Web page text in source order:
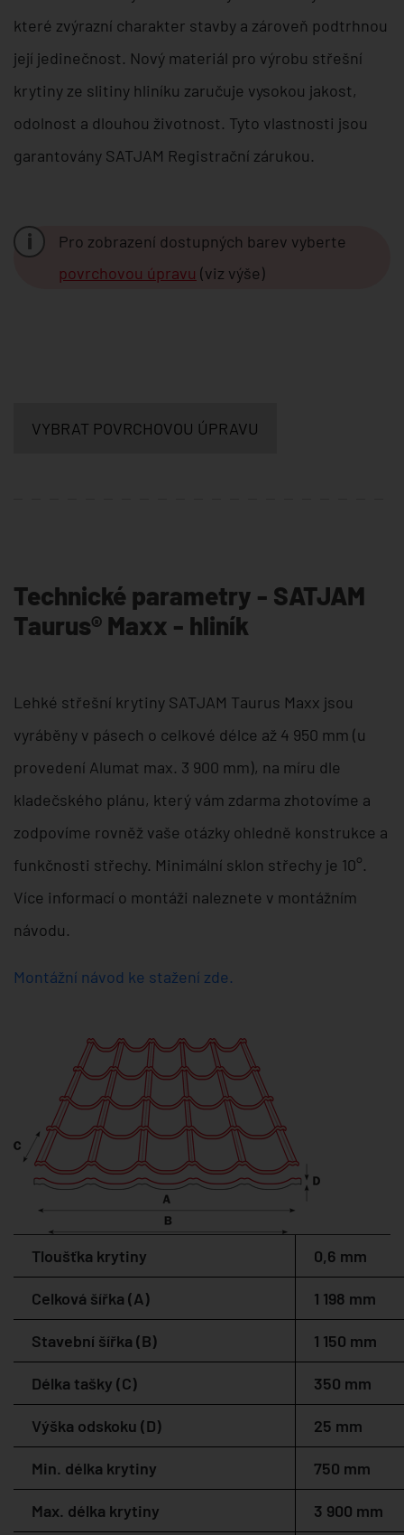
které zvýrazní charakter stavby a zároveň podtrhnou
její jedinečnost. Nový materiál pro výrobu střešní
krytiny ze slitiny hliníku zaručuje vysokou jakost,
odolnost a dlouhou životnost. Tyto vlastnosti jsou
garantovány SATJAM Registrační zárukou.
i
Pro zobrazení dostupných barev vyberte
povrchovou úpravu (viz výše)
VYBRAT POVRCHOVOU ÚPRAVU
Technické parametry - SATJAM
Taurus® Maxx - hliník
Lehké střešní krytiny SATJAM Taurus Maxx jsou
vyráběny v pásech o celkové délce až 4 950 mm (u
provedení Alumat max. 3 900 mm), na míru dle
kladečského plánu, který vám zdarma zhotovíme a
zodpovíme rovněž vaše otázky ohledně konstrukce a
funkčnosti střechy. Minimální sklon střechy je 10°.
Více informací o montáži naleznete v montážním
návodu.
Montážní návod ke stažení zde.
Tloušťka krytiny 0,6 mm
Celková šířka (A) 1 198 mm
Stavební šířka (B) 1 150 mm
Délka tašky (C) 350 mm
Výška odskoku (D) 25 mm
Min. délka krytiny 750 mm
Max. délka krytiny 3 900 mm